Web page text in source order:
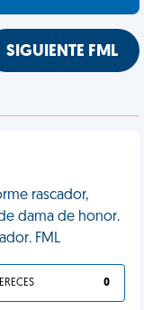
SIGUIENTE FML
rascador,
dama de honor.
FML
0